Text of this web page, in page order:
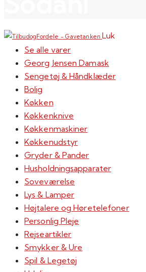
Luk
Se alle varer
Georg Jensen Damask
Sengetøj & Håndklæder
Bolig
Køkken
Køkkenknive
Køkkenmaskiner
Køkkenudstyr
Gryder & Pander
Husholdningsapparater
Soveværelse
Lys & Lamper
Højtalere og Høretelefoner
Personlig Pleje
Rejseartikler
Smykker & Ure
Spil & Legetøj